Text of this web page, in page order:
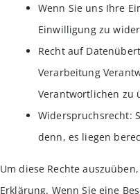
Wenn Sie uns Ihre
Einwilligung zu
Recht auf
Verarbeitung
Verantwortlichen zu
Widerspruchsrecht:
denn, es liegen
Um diese Rechte
Erklärung. Wenn Sie eine